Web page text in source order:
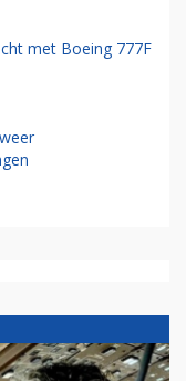
met Boeing 777F